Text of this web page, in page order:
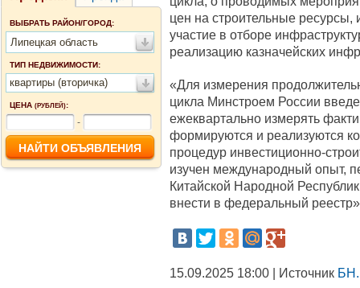
ВЫБРАТЬ РАЙОН/ГОРОД:
Липецкая область
ТИП НЕДВИЖИМОСТИ:
квартиры (вторичка)
ЦЕНА (РУБЛЕЙ):
-
цен на строительные ресурсы,
участие в отборе
реализацию казначейских
«Для измерения
цикла Минстроем России
ежеквартально измерять
формируются и реализуются
процедур инвестиционно-
изучен международный опыт,
Китайской Народной
внести в федеральный
15.09.2025 18:00 | Источник